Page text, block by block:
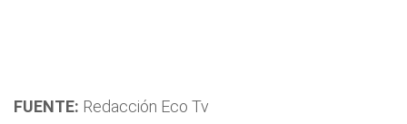
FUENTE: Redacción Eco Tv